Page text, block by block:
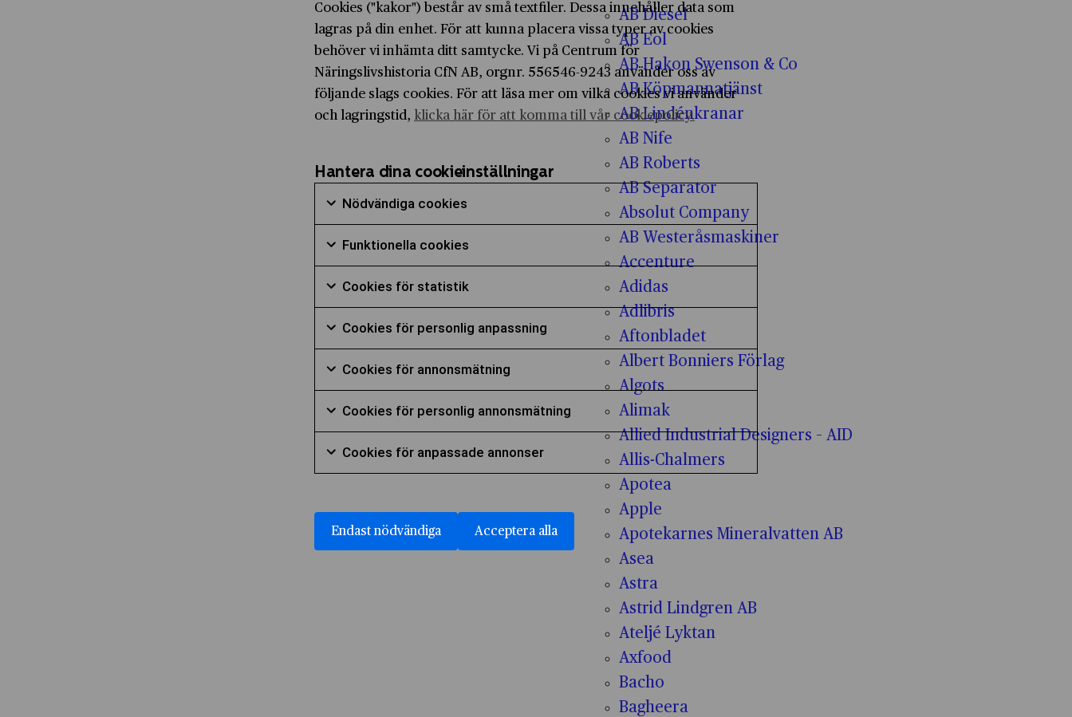
AB Diesel
AB Eol
AB Hakon Swenson & Co
AB Köpmannatjänst
AB Lindénkranar
AB Nife
AB Roberts
AB Separator
Absolut Company
AB Westeråsmaskiner
Accenture
Adidas
Adlibris
Aftonbladet
Albert Bonniers Förlag
Algots
Alimak
Allied Industrial Designers – AID
Allis-Chalmers
Apotea
Apple
Apotekarnes Mineralvatten AB
Asea
Astra
Astrid Lindgren AB
Ateljé Lyktan
Axfood
Bacho
Bagheera
Cookies ("kakor") består av små textfiler. Dessa innehåller data som
lagras på din enhet. För att kunna placera vissa typer av cookies
behöver vi inhämta ditt samtycke. Vi på Centrum för
Näringslivshistoria CfN AB, orgnr. 556546-9243 använder oss av
följande slags cookies. För att läsa mer om vilka cookies vi använder
och lagringstid, klicka här för att komma till vår cookiepolicy.
Hantera dina cookieinställningar
Nödvändiga cookies
Markera för att samtycka till användning av Nödvändiga cookies
Funktionella cookies
Markera för att samtycka till användning av Funktionella cookies
Funktionella cookies kryssruta
Cookies för statistik
Markera för att samtycka till användning av Cookies för statistik
Cookies för personlig anpassning
Markera för att samtycka till användning av Cookies för personlig anpassning
Cookies för annonsmätning
Markera för att samtycka till användning av Cookies för annonsmätning
Cookies för annonsmätning kryssruta
Cookies för personlig annonsmätning
Markera för att samtycka till användning av Cookies för personlig annonsmätning
Cookies för anpassade annonser
Markera för att samtycka till användning av Cookies för anpassade annonser
Endast nödvändiga Acceptera alla